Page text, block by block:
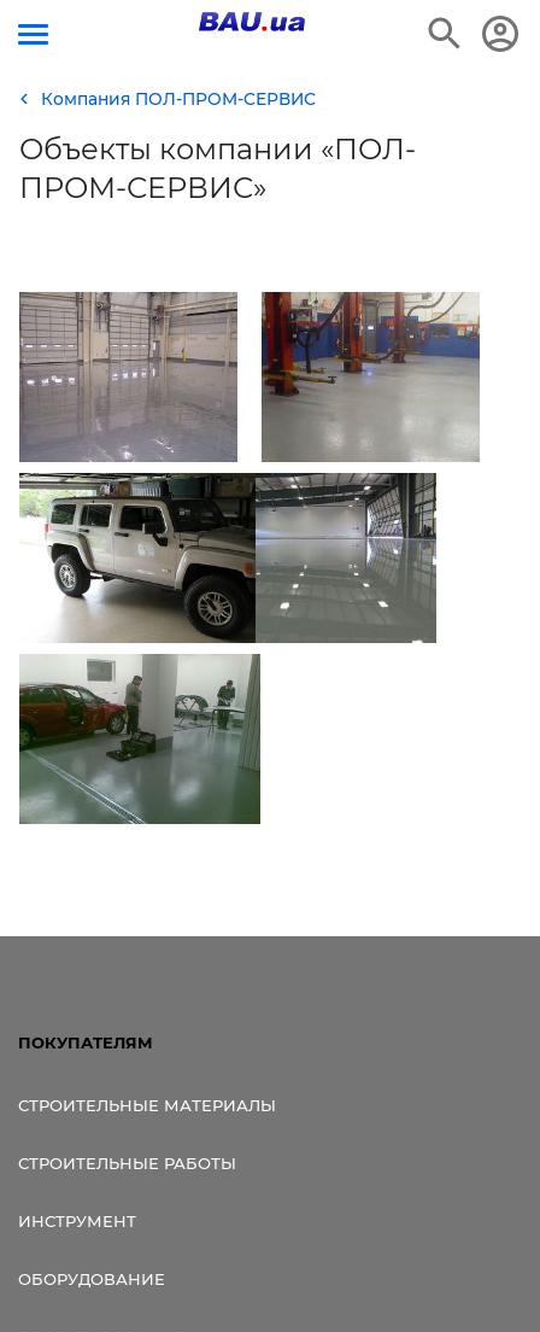
Компания ПОЛ-ПРОМ-СЕРВИС
Объекты компании «ПОЛ-
ПРОМ-СЕРВИС»
ПОКУПАТЕЛЯМ
СТРОИТЕЛЬНЫЕ МАТЕРИАЛЫ
СТРОИТЕЛЬНЫЕ РАБОТЫ
ИНСТРУМЕНТ
ОБОРУДОВАНИЕ